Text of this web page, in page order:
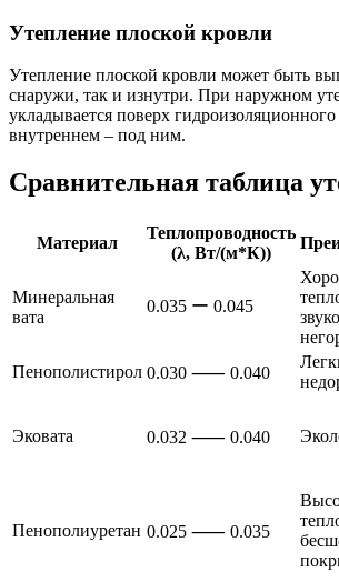
Утепление плоской кровли
Утепление плоской кровли может быть
снаружи, так и изнутри. При наружном
укладывается поверх
внутреннем – под ним.
Сравнительная таблица
Материал
Теплопроводность
(λ, Вт/(м*К))
Минеральная
вата
0.035 ー 0.045
Пенополистирол 0.030 ⸺ 0.040
Эковата 0.032 ⸺ 0.040
Пенополиуретан 0.025 ⸺ 0.035